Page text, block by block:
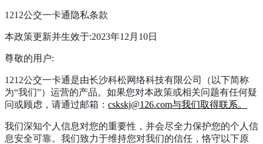
1212公交一卡通隐私条款
本政策更新并生效于:2023年12月10日
尊敬的用户:
1212公交一卡通是由长沙科松网络科技有限公司（以下简称
为“我们”）运营的产品。如果您对本政策或相关问题有任何疑
问或顾虑，请通过邮箱： cskskj@126.com与我们取得联系。
我们深知个人信息对您的重要性，并会尽全力保护您的个人信
息安全可靠。我们致力于维持您对我们的信任，恪守以下原